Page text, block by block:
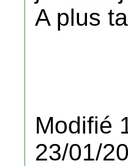
A plus
Modifié
23/01/